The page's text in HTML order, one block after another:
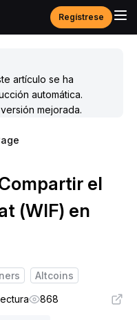
Regístrese
artículo se ha
automática.
mejorada.
el
(WIF) en
Altcoins
868